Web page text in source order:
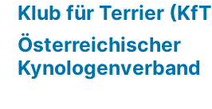
Klub für Terrier
Österreichischer
Kynologenverband